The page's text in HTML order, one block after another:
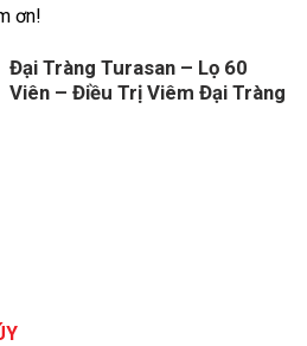
ơn!
Đại Tràng Turasan – Lọ 60
Viên – Điều Trị Viêm Đại Tràng